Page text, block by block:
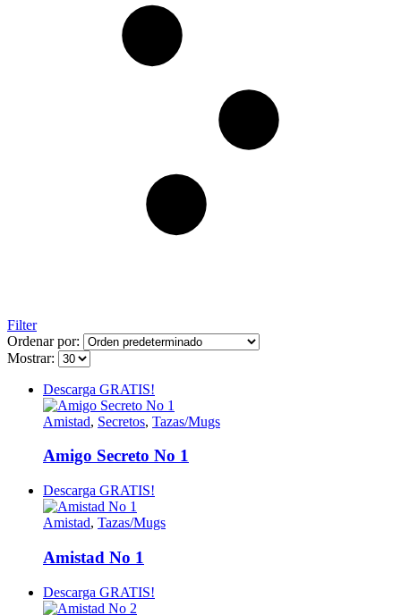
Filter
Ordenar por:
Mostrar:
Descarga GRATIS!
Amistad, Secretos, Tazas/Mugs
Amigo Secreto No 1
Descarga GRATIS!
Amistad, Tazas/Mugs
Amistad No 1
Descarga GRATIS!